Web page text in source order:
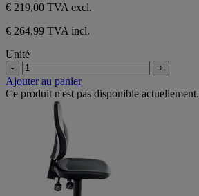
€ 219,00 TVA excl.
€ 264,99 TVA incl.
Unité
- +
Ajouter au panier
Ce produit n'est pas disponible actuellement.